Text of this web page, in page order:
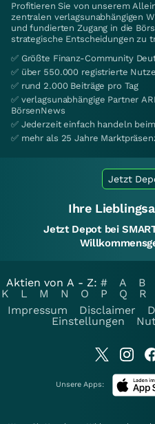
Profitieren Sie von unserem
zentralen verlagsunabhängigen
und fundierten Zugang in die
strategische Entscheidungen zu
✅ Größte Finanz-Community
✅ über 550.000 registrierte
✅ rund 2.000 Beiträge pro Tag
✅ verlagsunabhängige Partner
BörsenNews
✅ Jederzeit einfach handeln beim
✅ mehr als 25 Jahre
Jetzt
Ihre
Jetzt Depot bei
Aktien von A - Z: # A B
K
L M N O P Q R
Impressum
Disclaimer
Einstellungen
Unsere Apps: